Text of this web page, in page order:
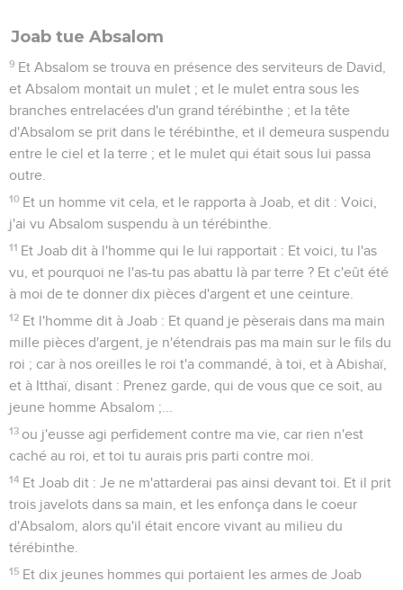
Joab tue Absalom
9 Et Absalom se trouva en présence des serviteurs de David,
et Absalom montait un mulet ; et le mulet entra sous les
branches entrelacées d'un grand térébinthe ; et la tête
d'Absalom se prit dans le térébinthe, et il demeura suspendu
entre le ciel et la terre ; et le mulet qui était sous lui passa
outre.
10 Et un homme vit cela, et le rapporta à Joab, et dit : Voici,
j'ai vu Absalom suspendu à un térébinthe.
11 Et Joab dit à l'homme qui le lui rapportait : Et voici, tu l'as
vu, et pourquoi ne l'as-tu pas abattu là par terre ? Et c'eût été
à moi de te donner dix pièces d'argent et une ceinture.
12 Et l'homme dit à Joab : Et quand je pèserais dans ma main
mille pièces d'argent, je n'étendrais pas ma main sur le fils du
roi ; car à nos oreilles le roi t'a commandé, à toi, et à Abishaï,
et à Itthaï, disant : Prenez garde, qui de vous que ce soit, au
jeune homme Absalom ;...
13 ou j'eusse agi perfidement contre ma vie, car rien n'est
caché au roi, et toi tu aurais pris parti contre moi.
14 Et Joab dit : Je ne m'attarderai pas ainsi devant toi. Et il prit
trois javelots dans sa main, et les enfonça dans le coeur
d'Absalom, alors qu'il était encore vivant au milieu du
térébinthe.
15 Et dix jeunes hommes qui portaient les armes de Joab